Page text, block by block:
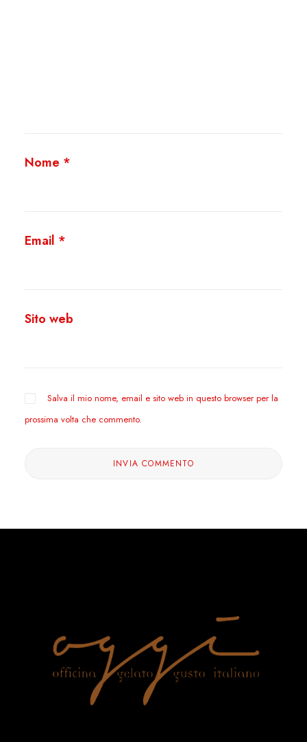
Nome *
Email *
Sito web
Salva il mio nome, email e sito web in questo browser per la
prossima volta che commento.